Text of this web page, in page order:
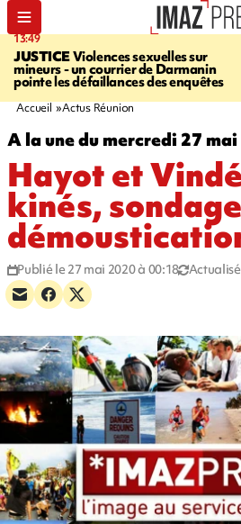
13:49
JUSTICEViolences sexuelles sur
mineurs - un courrier de Darmanin
pointe les défaillances des enquêtes
Accueil Actus Réunion
A la une du mercredi 27
Hayot et
kinés,
Publié le 27 mai 2020 à 00:18